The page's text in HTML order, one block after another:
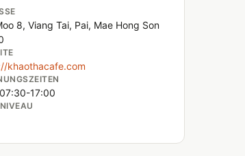
8, Viang Tai, Pai, Mae Hong Son
khaothacafe.com
17:00